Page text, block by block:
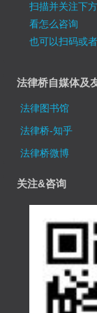
扫描并关注下
看怎么咨询
也可以扫码或
法律桥自媒体及
法律图书馆
法律桥-知乎
法律桥微博
关注&咨询